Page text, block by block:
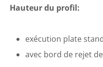
Hauteur du profil:
exécution plate
avec bord de rejet